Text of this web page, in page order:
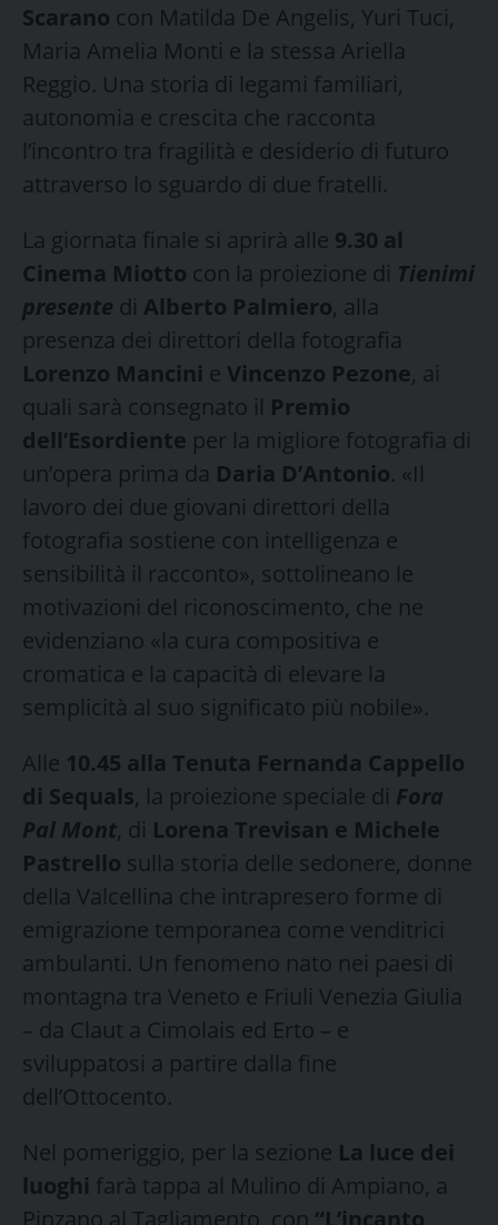
Scarano con Matilda De Angelis, Yuri Tuci,
Maria Amelia Monti e la stessa Ariella
Reggio. Una storia di legami familiari,
autonomia e crescita che racconta
l’incontro tra fragilità e desiderio di futuro
attraverso lo sguardo di due fratelli.
La giornata finale si aprirà alle 9.30 al
Cinema Miotto con la proiezione di Tienimi
presente di Alberto Palmiero, alla
presenza dei direttori della fotografia
Lorenzo Mancini e Vincenzo Pezone, ai
quali sarà consegnato il Premio
dell’Esordiente per la migliore fotografia di
un’opera prima da Daria D’Antonio. «Il
lavoro dei due giovani direttori della
fotografia sostiene con intelligenza e
sensibilità il racconto», sottolineano le
motivazioni del riconoscimento, che ne
evidenziano «la cura compositiva e
cromatica e la capacità di elevare la
semplicità al suo significato più nobile».
Alle 10.45 alla Tenuta Fernanda Cappello
di Sequals, la proiezione speciale di Fora
Pal Mont, di Lorena Trevisan e Michele
Pastrello sulla storia delle sedonere, donne
della Valcellina che intrapresero forme di
emigrazione temporanea come venditrici
ambulanti. Un fenomeno nato nei paesi di
montagna tra Veneto e Friuli Venezia Giulia
– da Claut a Cimolais ed Erto – e
sviluppatosi a partire dalla fine
dell’Ottocento.
Nel pomeriggio, per la sezione La luce dei
luoghi farà tappa al Mulino di Ampiano, a
Pinzano al Tagliamento, con “L’incanto